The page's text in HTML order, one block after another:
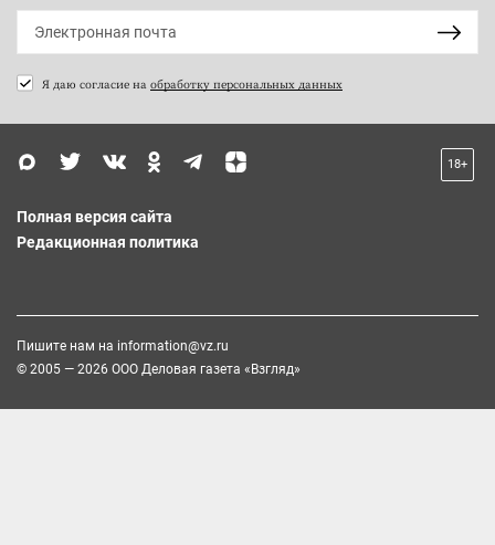
Я даю согласие на обработку персональных данных
18+
Полная версия сайта
Редакционная политика
Пишите нам на information@vz.ru
© 2005 — 2026 ООО Деловая газета «Взгляд»